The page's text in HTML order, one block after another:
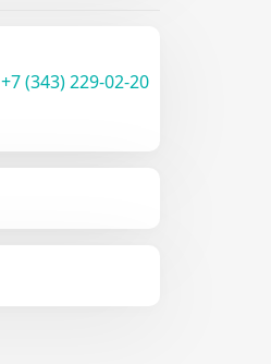
+7 (343) 229-02-20